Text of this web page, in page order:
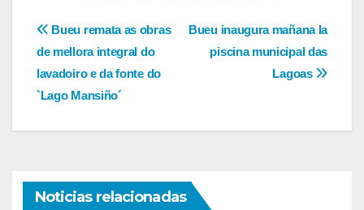
Navegación
de
entradas
Bueu inaugura mañana la
piscina municipal das
Lagoas
Bueu remata as obras
de mellora integral do
lavadoiro e da fonte do
`Lago Mansiño´
Noticias relacionadas